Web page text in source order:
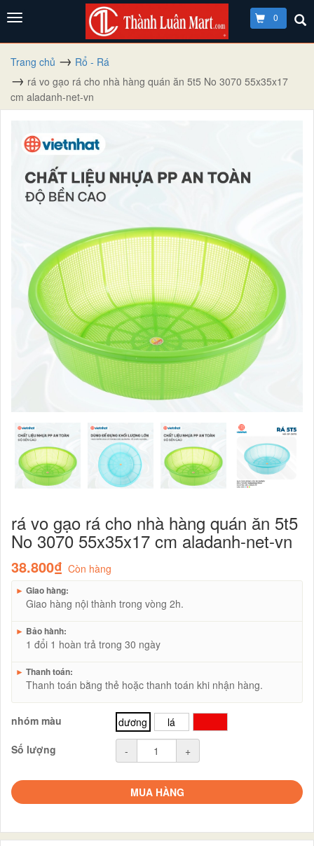
0
Trang chủ
Rổ - Rá
rá vo gạo rá cho nhà hàng quán ăn 5t5 No 3070 55x35x17
cm aladanh-net-vn
rá vo gạo rá cho nhà hàng quán ăn 5t5
No 3070 55x35x17 cm aladanh-net-vn
38.800₫ Còn hàng
► Giao hàng:
Giao hàng nội thành trong vòng 2h.
► Bảo hành:
1 đổi 1 hoàn trả trong 30 ngày
► Thanh toán:
Thanh toán bằng thẻ hoặc thanh toán khi nhận hàng.
nhóm màu dương lá
Số lượng
- +
MUA HÀNG